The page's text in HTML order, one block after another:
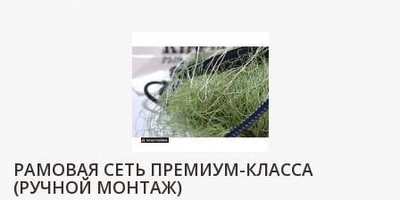
РАМОВАЯ СЕТЬ ПРЕМИУМ-КЛАССА
(РУЧНОЙ МОНТАЖ)